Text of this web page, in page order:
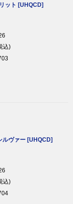
ット [UHQCD]
込)
ルヴァー [UHQCD]
込)